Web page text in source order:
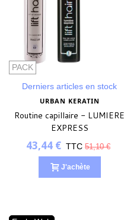
PACK
Derniers articles en stock
URBAN KERATIN
Routine capillaire - LUMIERE
EXPRESS
43,44 € TTC 51,10 €
J'achète